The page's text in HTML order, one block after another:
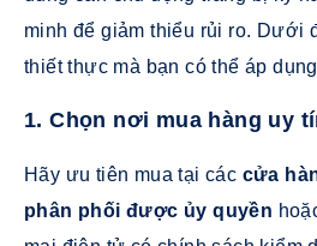
minh để giảm thiểu rủi ro. Dưới
thiết thực mà bạn có thể áp
1. Chọn nơi mua hàng uy
Hãy ưu tiên mua tại các cửa
phân phối được ủy quyền